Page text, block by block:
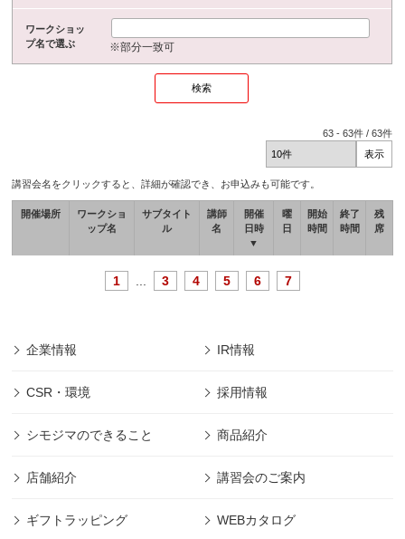
ワークショッ
プ名で選ぶ
※部分一致可
63 -63件 /63件
講習会名をクリックすると、詳細が確認でき、お申込みも可能です。
開催場所
ワークショ
ップ名
サブタイト
ル
講師
名
開催
日時
▼
曜
日
開始
時間
終了
時間
残
席
1 3 4 5 6 7
企業情報 IR情報
CSR・環境 採用情報
シモジマのできること 商品紹介
店舗紹介 講習会のご案内
ギフトラッピング WEBカタログ